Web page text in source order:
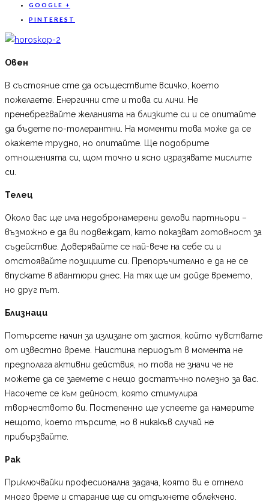
GOOGLE +
PINTEREST
Овен
В състояние сте да осъществите всичко, което
пожелаете. Енергични сте и това си личи. Не
пренебрегвайте желанията на близките си и се опитайте
да бъдете по-толерантни. На моменти това може да се
окажете трудно, но опитайте. Ще подобрите
отношенията си, щом точно и ясно изразявате мислите
си.
Телец
Около вас ще има недобронамерени делови партньори –
възможно е да ви подвеждат, като показват готовност за
съдействие. Доверявайте се най-вече на себе си и
отстоявайте позициите си. Препоръчително е да не се
впускате в авантюри днес. На тях ще им дойде времето,
но друг път.
Близнаци
Потърсете начин за излизане от застоя, който чувствате
от известно време. Наистина периодът в момента не
предполага активни действия, но това не значи че не
можете да се заемете с нещо достатъчно полезно за вас.
Насочете се към дейност, която стимулира
творчеството ви. Постепенно ще успеете да намерите
нещото, което търсите, но в никакъв случай не
прибързвайте.
Рак
Приключвайки професионална задача, която ви е отнело
много време и старание ще си отдъхнете облекчено.